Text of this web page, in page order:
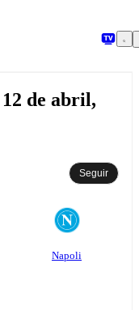
de abril,
Seguir
Napoli